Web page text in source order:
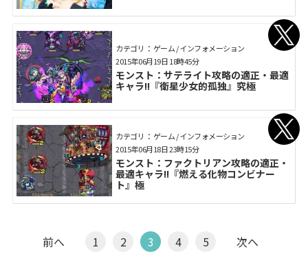
カテゴリ： ゲーム / インフォメーション
モンスト：サテライト攻略の適正・最適
キャラ!!『衛星少女的孤独』究極
2015年06月19日 18時45分
カテゴリ： ゲーム / インフォメーション
モンスト：ファクトリアン攻略の適正・
最適キャラ!!『燃える化物コンビナー
ト』極
2015年06月18日 23時15分
前へ 1 2 3 4 5 次へ